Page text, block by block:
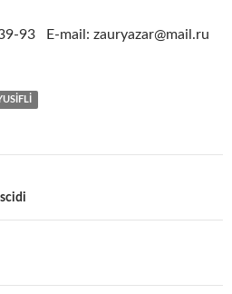
93 E-mail: zauryazar@mail.ru